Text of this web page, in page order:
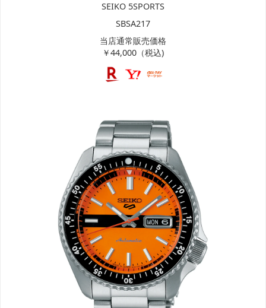
SEIKO 5SPORTS
SBSA217
当店通常販売価格
￥44,000（税込)